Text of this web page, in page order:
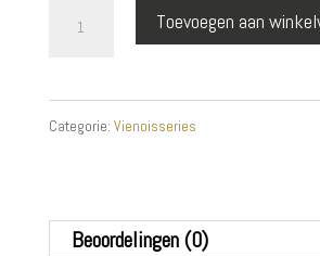
Croissant
aantal
Toevoegen aan
Categorie: Vienoisseries
Beoordelingen (0)